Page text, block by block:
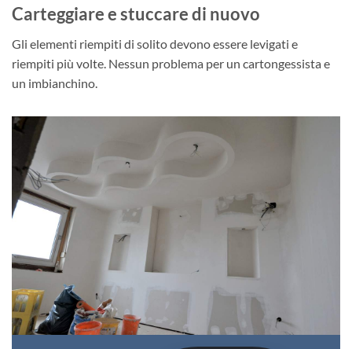
Carteggiare e stuccare di nuovo
Gli elementi riempiti di solito devono essere levigati e
riempiti più volte. Nessun problema per un cartongessista e
un imbianchino.